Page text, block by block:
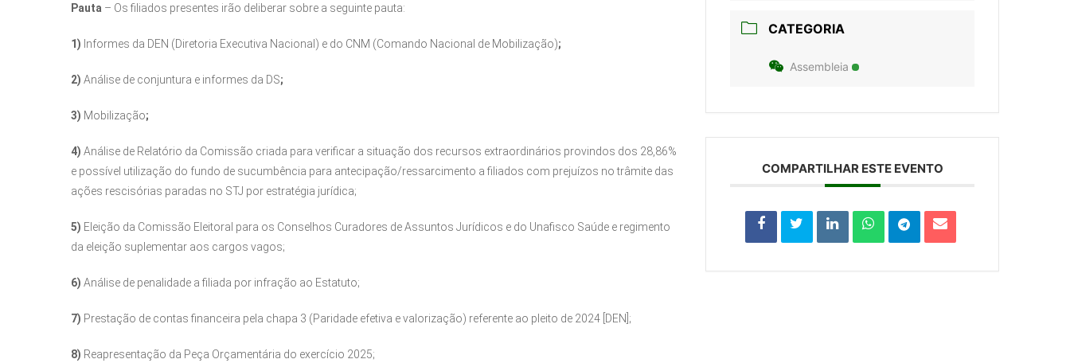
Pauta – Os filiados presentes irão deliberar sobre a seguinte pauta:
1) Informes da DEN (Diretoria Executiva Nacional) e do CNM (Comando Nacional de Mobilização);
2) Análise de conjuntura e informes da DS;
3) Mobilização;
4) Análise de Relatório da Comissão criada para verificar a situação dos recursos extraordinários provindos dos 28,86%
e possível utilização do fundo de sucumbência para antecipação/ressarcimento a filiados com prejuízos no trâmite das
ações rescisórias paradas no STJ por estratégia jurídica;
5) Eleição da Comissão Eleitoral para os Conselhos Curadores de Assuntos Jurídicos e do Unafisco Saúde e regimento
da eleição suplementar aos cargos vagos;
6) Análise de penalidade a filiada por infração ao Estatuto;
7) Prestação de contas financeira pela chapa 3 (Paridade efetiva e valorização) referente ao pleito de 2024 [DEN];
8) Reapresentação da Peça Orçamentária do exercício 2025;
CATEGORIA
Assembleia
COMPARTILHAR ESTE EVENTO